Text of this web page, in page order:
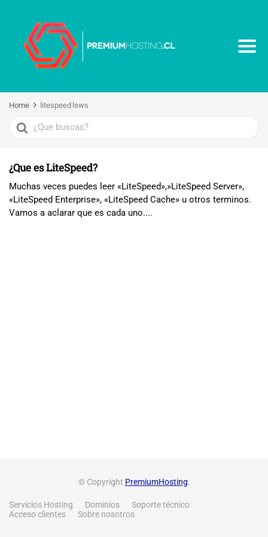
Home litespeed lsws
Search
For
¿Que es LiteSpeed?
Muchas veces puedes leer «LiteSpeed»,»LiteSpeed Server»,
«LiteSpeed Enterprise», «LiteSpeed Cache» u otros terminos.
Vamos a aclarar que es cada uno....
© Copyright PremiumHosting.
Servicios Hosting Dominios
Soporte técnico
Acceso clientes
Sobre nosotros